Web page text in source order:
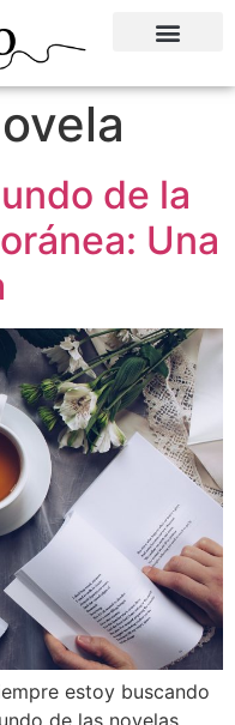
de la
Una
estoy buscando